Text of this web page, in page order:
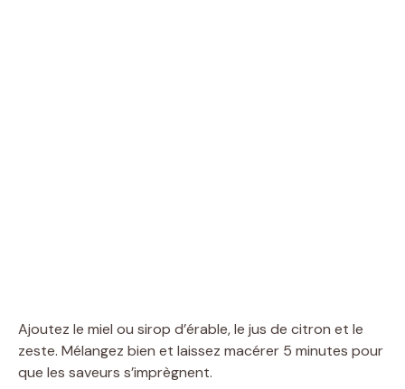
Ajoutez le miel ou sirop d’érable, le jus de citron et le
zeste. Mélangez bien et laissez macérer 5 minutes pour
que les saveurs s’imprègnent.